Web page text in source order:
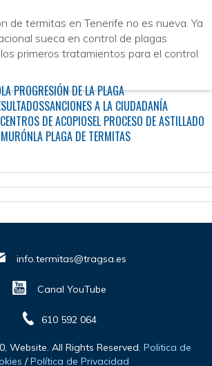
de termitas en Tenerife no es nueva. Ya
sueca en control de plagas
primeros tratamientos para el control
LA PROGRESIÓN DE LA PLAGA
SANCIONES A LA CIUDADANÍA
DE ACOPIOSEL PROCESO DE ASTILLADO
LA PLAGA DE TERMITAS
info.termitas@tragsa.es
Canal YouTube
610 592 064
Website. All Rights Reserved. Politica de
/Política de Privacidad